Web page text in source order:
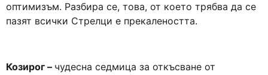
оптимизъм. Разбира се, това, от което трябва да се
пазят всички Стрелци е прекалеността.
Козирог – чудесна седмица за откъсване от